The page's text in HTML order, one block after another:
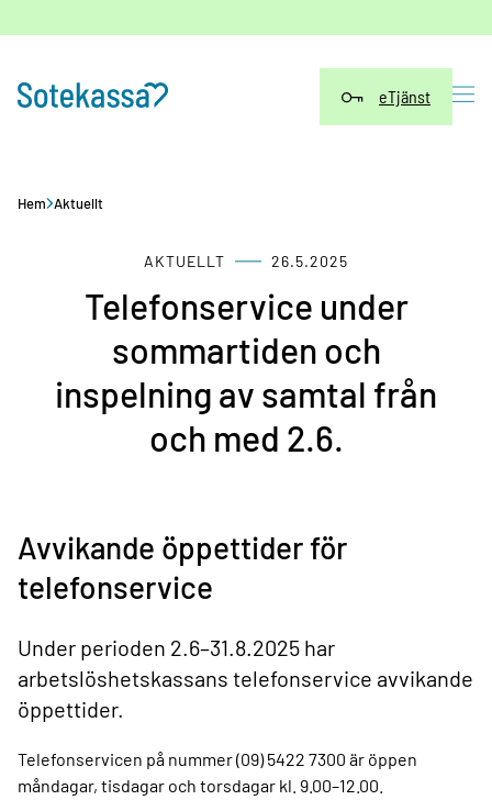
eTjänst
Hem Aktuellt
AKTUELLT 26.5.2025
Telefonservice under
sommartiden och
inspelning av samtal från
och med 2.6.
Avvikande öppettider för
telefonservice
Under perioden 2.6–31.8.2025 har
arbetslöshetskassans telefonservice avvikande
öppettider.
Telefonservicen på nummer (09) 5422 7300 är öppen
måndagar, tisdagar och torsdagar kl. 9.00–12.00.